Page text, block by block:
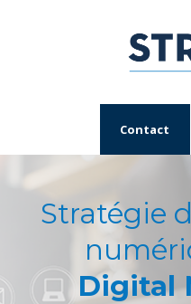
Contact
Stratégie
Digital